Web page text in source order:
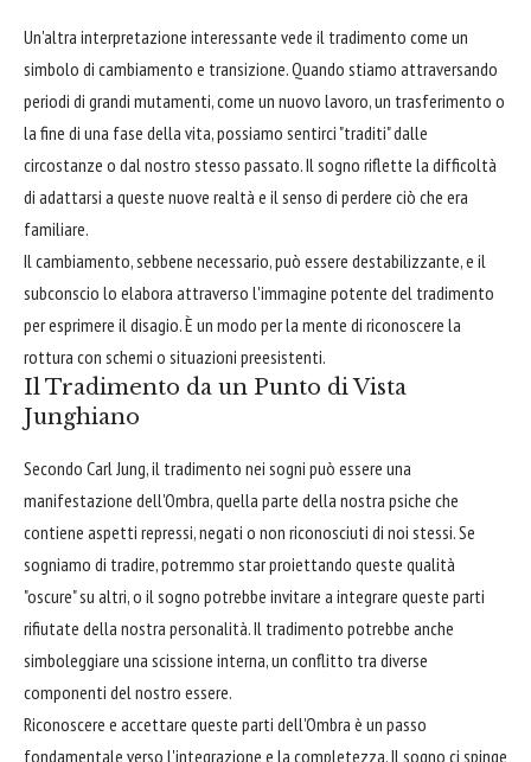
Un'altra interpretazione interessante vede il tradimento come un
simbolo di cambiamento e transizione. Quando stiamo attraversando
periodi di grandi mutamenti, come un nuovo lavoro, un trasferimento o
la fine di una fase della vita, possiamo sentirci "traditi" dalle
circostanze o dal nostro stesso passato. Il sogno riflette la difficoltà
di adattarsi a queste nuove realtà e il senso di perdere ciò che era
familiare.
Il cambiamento, sebbene necessario, può essere destabilizzante, e il
subconscio lo elabora attraverso l'immagine potente del tradimento
per esprimere il disagio. È un modo per la mente di riconoscere la
rottura con schemi o situazioni preesistenti.
Il Tradimento da un Punto di Vista
Junghiano
Secondo Carl Jung, il tradimento nei sogni può essere una
manifestazione dell'Ombra, quella parte della nostra psiche che
contiene aspetti repressi, negati o non riconosciuti di noi stessi. Se
sogniamo di tradire, potremmo star proiettando queste qualità
"oscure" su altri, o il sogno potrebbe invitare a integrare queste parti
rifiutate della nostra personalità. Il tradimento potrebbe anche
simboleggiare una scissione interna, un conflitto tra diverse
componenti del nostro essere.
Riconoscere e accettare queste parti dell'Ombra è un passo
fondamentale verso l'integrazione e la completezza. Il sogno ci spinge